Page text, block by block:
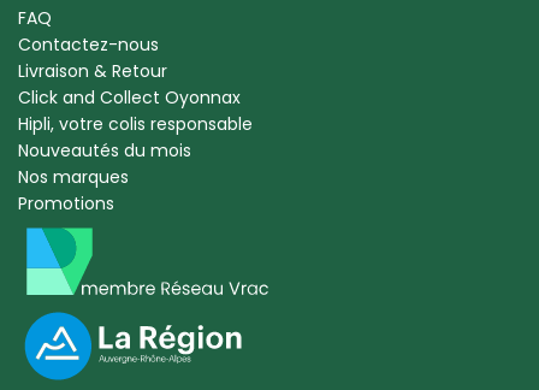
FAQ
Contactez-nous
Livraison & Retour
Click and Collect Oyonnax
Hipli, votre colis responsable
Nouveautés du mois
Nos marques
Promotions